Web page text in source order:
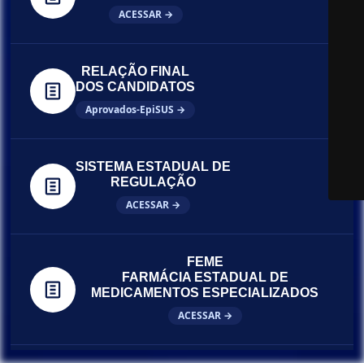
ACESSAR →
RELAÇÃO FINAL
DOS CANDIDATOS
Aprovados-EpiSUS →
SISTEMA ESTADUAL DE
REGULAÇÃO
ACESSAR →
FEME
FARMÁCIA ESTADUAL DE
MEDICAMENTOS ESPECIALIZADOS
ACESSAR →